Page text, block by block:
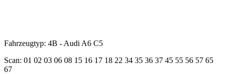
Fahrzeugtyp: 4B - Audi A6 C5
Scan: 01 02 03 06 08 15 16 17 18 22 34 35 36 37 45 55 56 57 65
67